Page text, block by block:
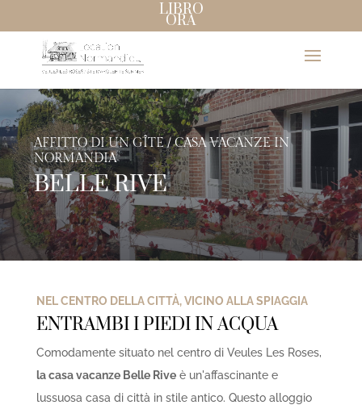
LIBRO
ORA
AFFITTO DI UN GÎTE / CASA VACANZE IN
NORMANDIA
BELLE RIVE
NEL CENTRO DELLA CITTÀ, VICINO ALLA SPIAGGIA
ENTRAMBI I PIEDI IN ACQUA
Comodamente situato nel centro di Veules Les Roses,
la casa vacanze Belle Riveè un'affascinante e
lussuosa casa di città in stile antico. Questo alloggio